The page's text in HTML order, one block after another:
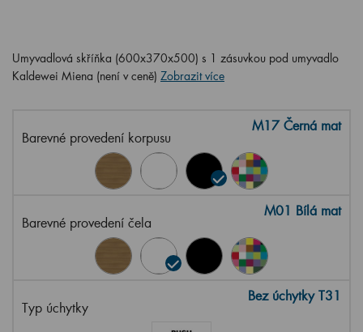
Umyvadlová skříňka (600x370x500) s 1 zásuvkou pod umyvadlo
Kaldewei Miena (není v ceně) Zobrazit více
Barevné provedení korpusu
M17 Černá mat
Barevné provedení čela
M01 Bílá mat
Typ úchytky
Bez úchytky T31